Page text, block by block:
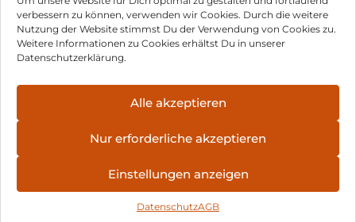
verbessern zu können, verwenden wir Cookies. Durch die weitere
Nutzung der Website stimmst Du der Verwendung von Cookies zu.
Weitere Informationen zu Cookies erhältst Du in unserer
Datenschutzerklärung.
Alle akzeptieren
Nur erforderliche akzeptieren
Einstellungen anzeigen
DatenschutzAGB
Impressum
Hinweis zur Batterieentsorgung
Newsletter
, Brodos AG – All Rights Reserved.